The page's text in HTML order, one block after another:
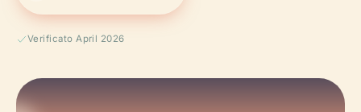
Verificato April 2026